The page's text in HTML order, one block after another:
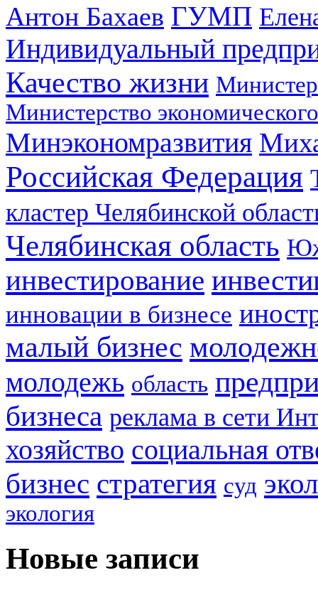
Антон Бахаев ГУМП
Индивидуальный
Качество жизни
Министерство
Минэкономразвития
Российская Федерация
кластер Челябинской
Челябинская область
инвестирование
инновации в бизнесе
малый бизнес
молодежь область
бизнеса реклама в сети
хозяйство социальная
бизнес стратегия суд
экология
Новые записи